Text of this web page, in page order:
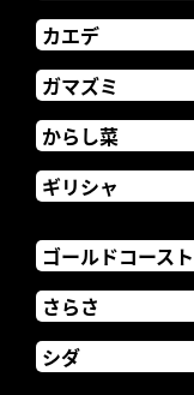
カエデ
ガマズミ
からし菜
ギリシャ
ゴールドコースト
さらさ
シダ